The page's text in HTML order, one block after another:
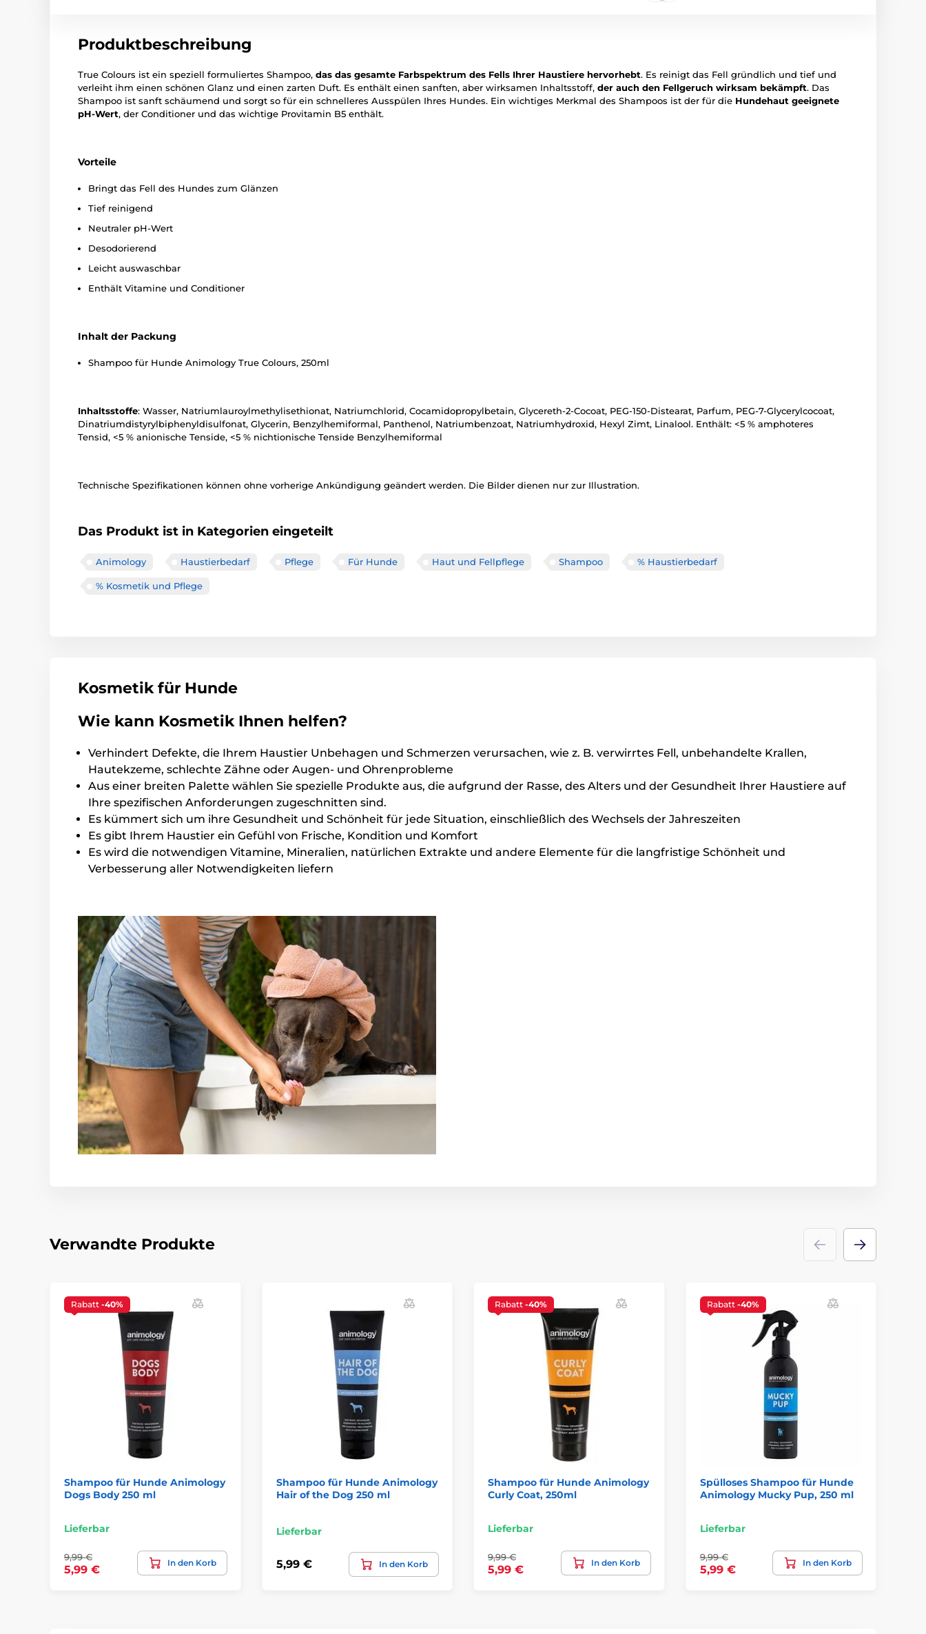
Produktbeschreibung
True Colours ist ein speziell formuliertes Shampoo, das das gesamte Farbspektrum des Fells Ihrer Haustiere hervorhebt. Es reinigt das Fell gründlich und tief und
verleiht ihm einen schönen Glanz und einen zarten Duft. Es enthält einen sanften, aber wirksamen Inhaltsstoff, der auch den Fellgeruch wirksam bekämpft. Das
Shampoo ist sanft schäumend und sorgt so für ein schnelleres Ausspülen Ihres Hundes. Ein wichtiges Merkmal des Shampoos ist der für die Hundehaut geeignete
pH-Wert, der Conditioner und das wichtige Provitamin B5 enthält.
Vorteile
Bringt das Fell des Hundes zum Glänzen
Tief reinigend
Neutraler pH-Wert
Desodorierend
Leicht auswaschbar
Enthält Vitamine und Conditioner
Inhalt der Packung
Shampoo für Hunde Animology True Colours, 250ml
Inhaltsstoffe: Wasser, Natriumlauroylmethylisethionat, Natriumchlorid, Cocamidopropylbetain, Glycereth-2-Cocoat, PEG-150-Distearat, Parfum, PEG-7-Glycerylcocoat,
Dinatriumdistyrylbiphenyldisulfonat, Glycerin, Benzylhemiformal, Panthenol, Natriumbenzoat, Natriumhydroxid, Hexyl Zimt, Linalool. Enthält: <5 % amphoteres
Tensid, <5 % anionische Tenside, <5 % nichtionische Tenside Benzylhemiformal
Technische Spezifikationen können ohne vorherige Ankündigung geändert werden. Die Bilder dienen nur zur Illustration.
Das Produkt ist in Kategorien eingeteilt
Animology Haustierbedarf Pflege Für Hunde Haut und Fellpflege Shampoo % Haustierbedarf
% Kosmetik und Pflege
Kosmetik für Hunde
Wie kann Kosmetik Ihnen helfen?
Verhindert Defekte, die Ihrem Haustier Unbehagen und Schmerzen verursachen, wie z. B. verwirrtes Fell, unbehandelte Krallen,
Hautekzeme, schlechte Zähne oder Augen- und Ohrenprobleme
Aus einer breiten Palette wählen Sie spezielle Produkte aus, die aufgrund der Rasse, des Alters und der Gesundheit Ihrer Haustiere auf
Ihre spezifischen Anforderungen zugeschnitten sind.
Es kümmert sich um ihre Gesundheit und Schönheit für jede Situation, einschließlich des Wechsels der Jahreszeiten
Es gibt Ihrem Haustier ein Gefühl von Frische, Kondition und Komfort
Es wird die notwendigen Vitamine, Mineralien, natürlichen Extrakte und andere Elemente für die langfristige Schönheit und
Verbesserung aller Notwendigkeiten liefern
Verwandte Produkte
Rabatt -40%
Shampoo für Hunde Animology
Dogs Body 250 ml
Lieferbar
9,99 €
5,99 €
In den Korb
Shampoo für Hunde Animology
Hair of the Dog 250 ml
Lieferbar
5,99 € In den Korb
Rabatt -40%
Shampoo für Hunde Animology
Curly Coat, 250ml
Lieferbar
9,99 €
5,99 €
In den Korb
Rabatt -40%
Spülloses Shampoo für Hunde
Animology Mucky Pup, 250 ml
Lieferbar
9,99 €
5,99 €
In den Korb